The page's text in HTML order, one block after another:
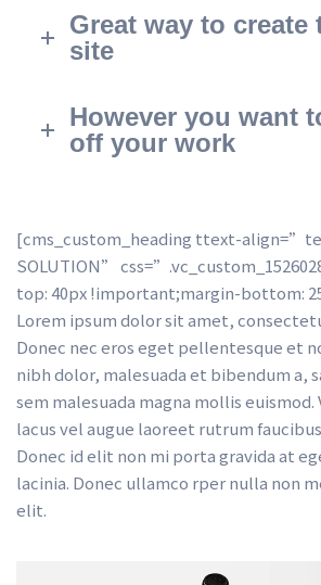
Great way to create
ite
However you want
off your work
[cms_custom_heading ttext-
SOLUTION”
top: 40px !important;margin-bottom:
Lorem ipsum dolor sit amet,
Donec nec eros eget pellentesque et
nibh dolor, malesuada et bibendum a,
em malesuada magna mollis euismod.
lacus vel augue laoreet rutrum
Donec id elit non mi porta gravida at
lacinia. Donec ullamco rper nulla non
elit.